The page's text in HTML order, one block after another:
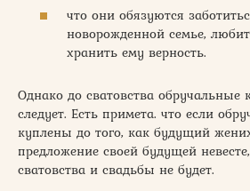
что они обязуются
новорожденной семье,
хранить ему верность.
Однако до сватовства обручальные
следует. Есть примета. что если
куплены до того, как будущий
предложение своей будущей
сватовства и свадьбы не будет.